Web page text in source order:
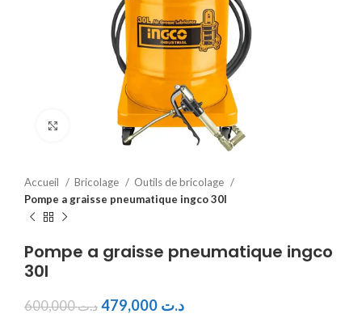
Click to enlarge
Accueil Bricolage
Outils de bricolage
Pompe a graisse pneumatique ingco 30l
Pompe a graisse pneumatique ingco
30l
د.ت600,000 د.ت